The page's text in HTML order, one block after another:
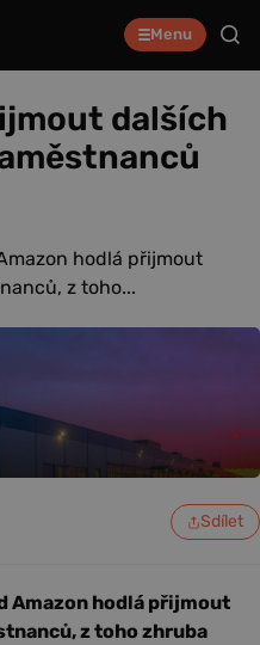
Menu
dalších
hodlá přijmout
z toho...
Sdílet
Amazon hodlá přijmout
z toho zhruba